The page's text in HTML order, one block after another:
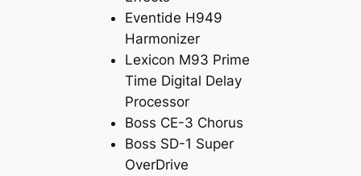
Eventide H949
Harmonizer
Lexicon M93 Prime
Time Digital Delay
Processor
Boss CE-3 Chorus
Boss SD-1 Super
OverDrive